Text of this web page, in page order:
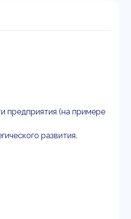
предприятия (на примере
развития.